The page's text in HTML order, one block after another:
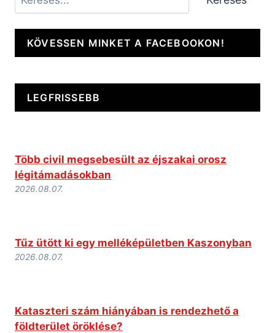
KÖVESSEN MINKET A FACEBOOKON!
LEGFRISSEBB
Több civil megsebesült az éjszakai orosz
légitámadásokban
2026.08.07.
Tűz ütött ki egy melléképületben Kaszonyban
2026.08.07.
Kataszteri szám hiányában is rendezhető a
földterület öröklése?